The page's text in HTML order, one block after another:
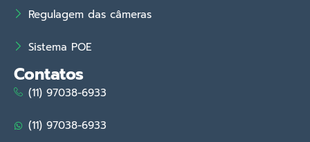
Regulagem das câmeras
Sistema POE
Contatos
(11) 97038-6933
(11) 97038-6933